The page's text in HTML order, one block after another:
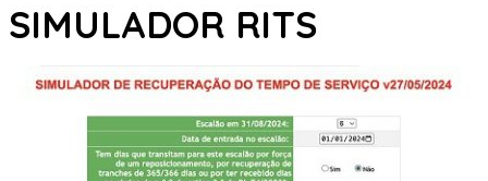
SIMULADOR RITS